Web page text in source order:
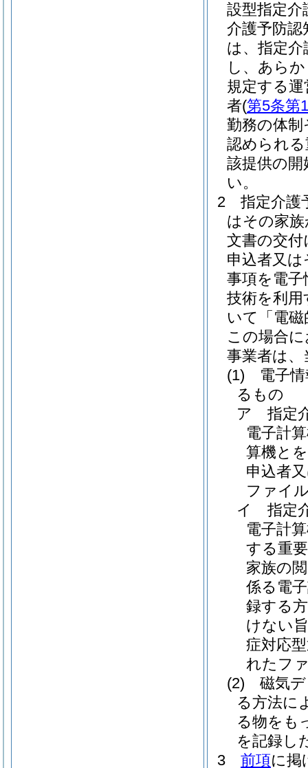
設型指定介
介護予防認
は、指定
し、あら
規定する
者(第5条第
勤務の体
認められ
該提供の
い。
2
指定介護
はその家
文書の交
申込者又
事項を電
技術を利
いて「電
この場合
事業者は
(1)
電子
るもの
ア
指定
電子計
算機と
申込者
ファイ
イ
指定
電子計
する重
家族の
係る電
録する
けない
症対応
れたフ
(2)
磁気
る方法に
る物をも
を記録し
3
前項に掲